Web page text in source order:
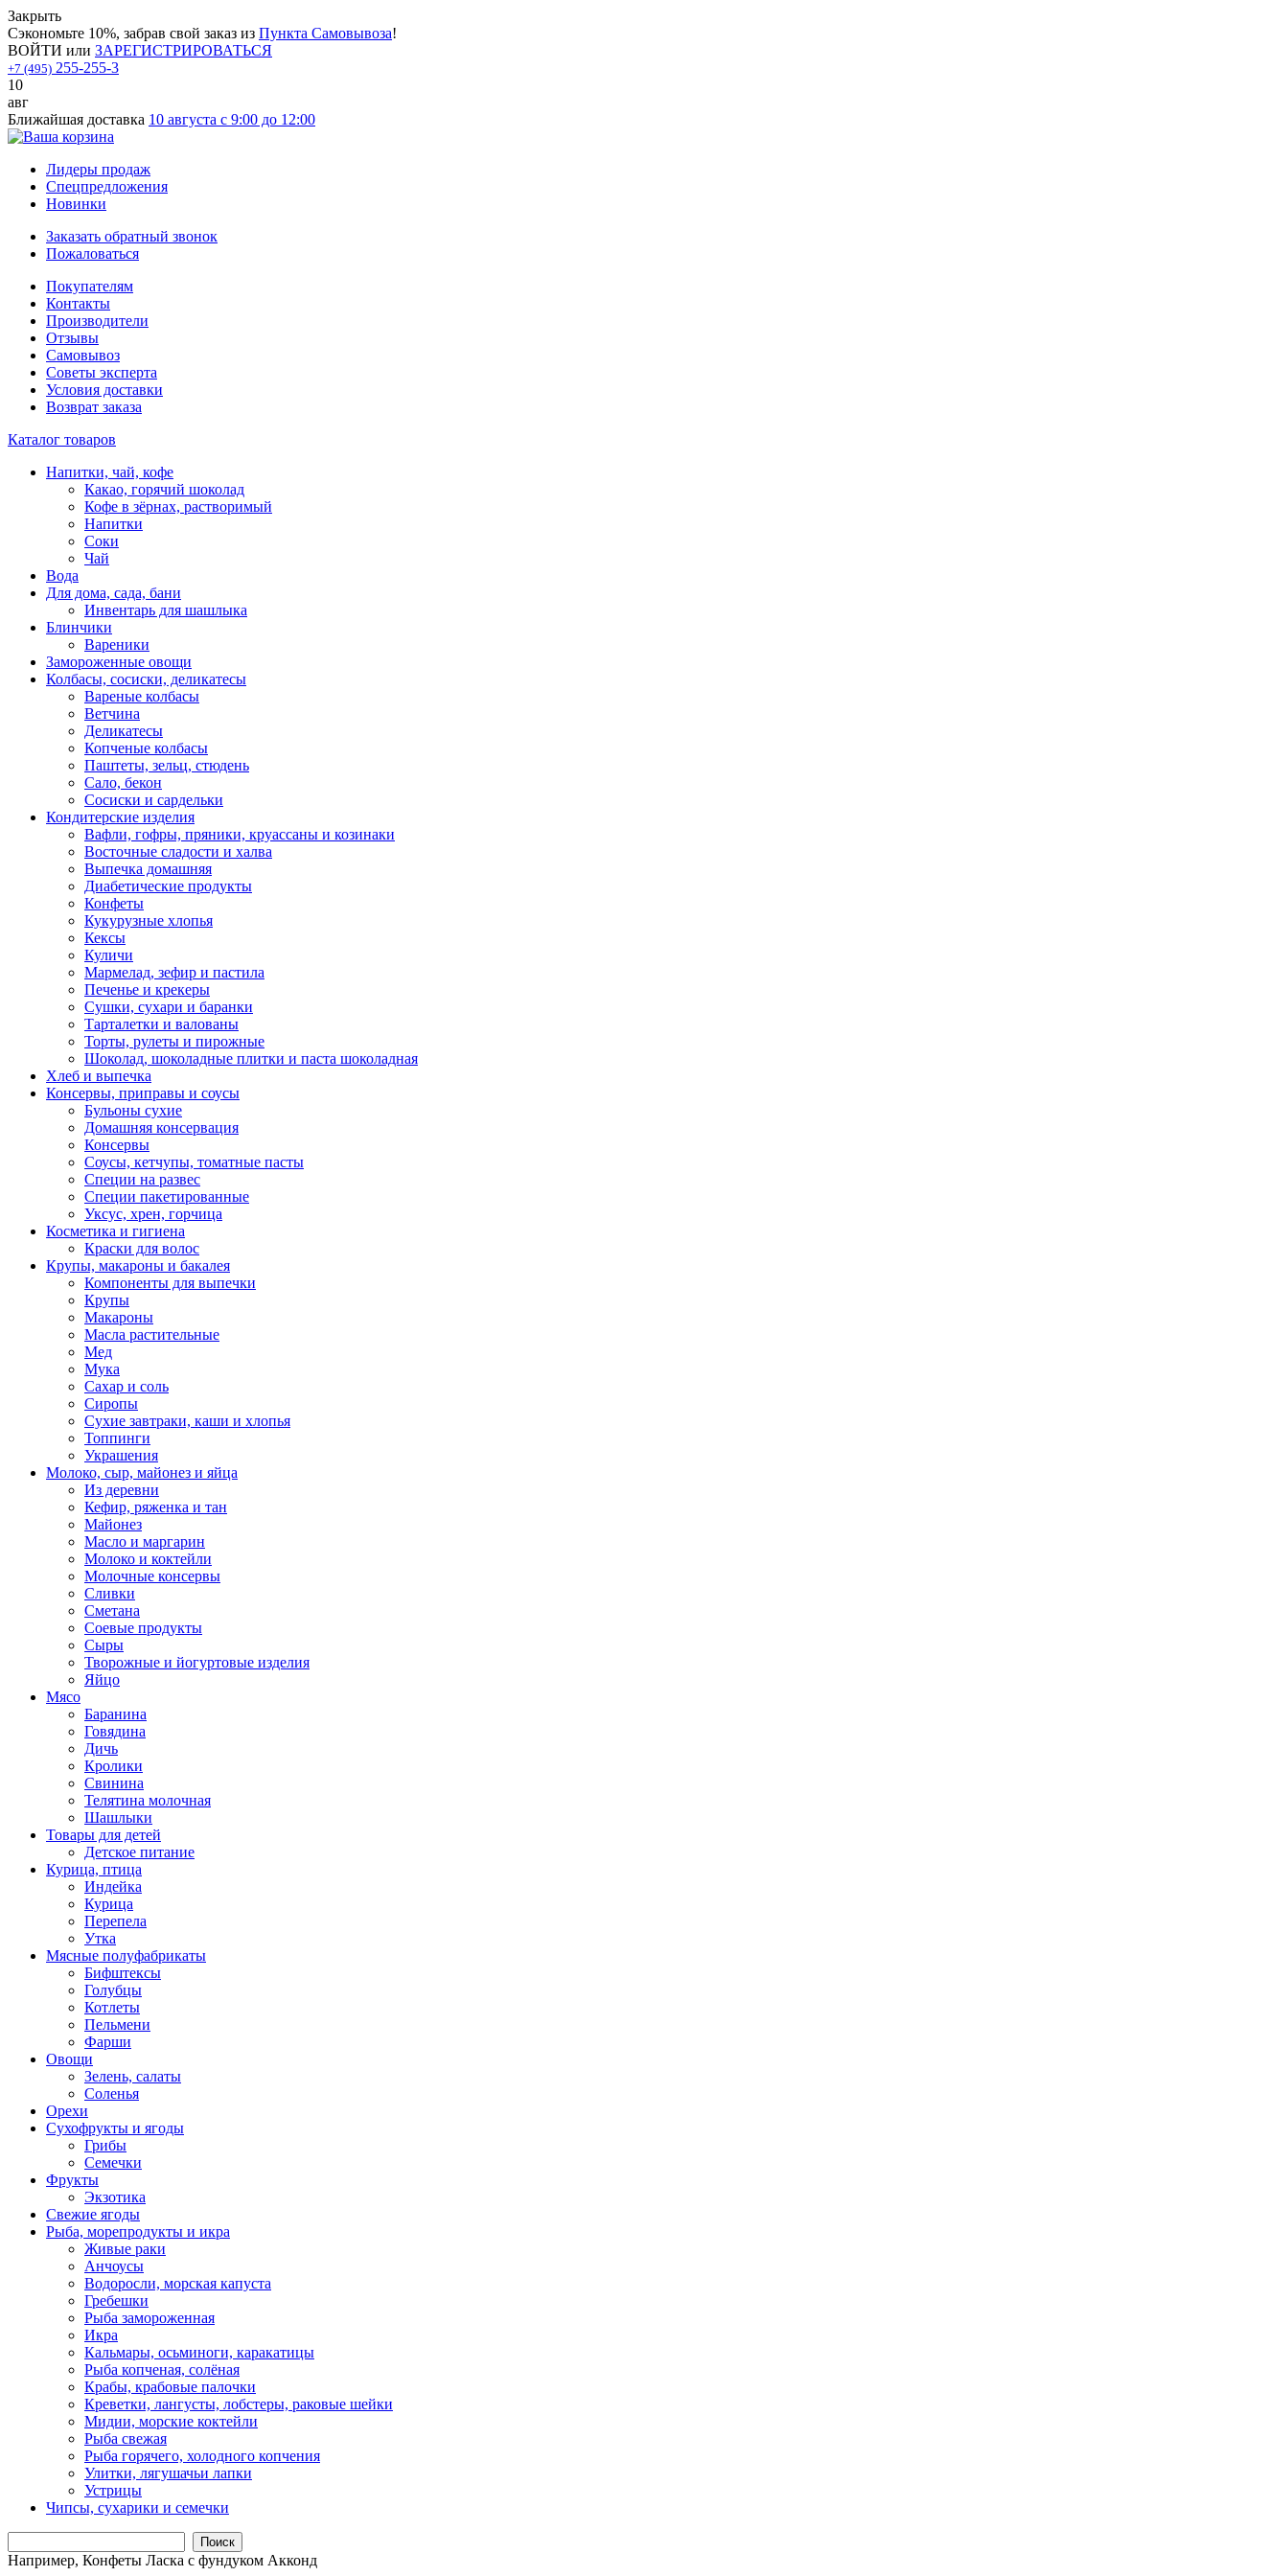
Закрыть
Сэкономьте 10%, забрав свой заказ из Пункта Самовывоза!
ВОЙТИ или ЗАРЕГИСТРИРОВАТЬСЯ
+7 (495) 255-255-3
10
авг
Ближайшая доставка 10 августа с 9:00 до 12:00
Лидеры продаж
Спецпредложения
Новинки
Заказать обратный звонок
Пожаловаться
Покупателям
Контакты
Производители
Отзывы
Самовывоз
Советы эксперта
Условия доставки
Возврат заказа
Каталог товаров
Напитки, чай, кофе
Какао, горячий шоколад
Кофе в зёрнах, растворимый
Напитки
Соки
Чай
Вода
Для дома, сада, бани
Инвентарь для шашлыка
Блинчики
Вареники
Замороженные овощи
Колбасы, сосиски, деликатесы
Вареные колбасы
Ветчина
Деликатесы
Копченые колбасы
Паштеты, зельц, стюдень
Сало, бекон
Сосиски и сардельки
Кондитерские изделия
Вафли, гофры, пряники, круассаны и козинаки
Восточные сладости и халва
Выпечка домашняя
Диабетические продукты
Конфеты
Кукурузные хлопья
Кексы
Куличи
Мармелад, зефир и пастила
Печенье и крекеры
Сушки, сухари и баранки
Тарталетки и валованы
Торты, рулеты и пирожные
Шоколад, шоколадные плитки и паста шоколадная
Хлеб и выпечка
Консервы, приправы и соусы
Бульоны сухие
Домашняя консервация
Консервы
Соусы, кетчупы, томатные пасты
Специи на развес
Специи пакетированные
Уксус, хрен, горчица
Косметика и гигиена
Краски для волос
Крупы, макароны и бакалея
Компоненты для выпечки
Крупы
Макароны
Масла растительные
Мед
Мука
Сахар и соль
Сиропы
Сухие завтраки, каши и хлопья
Топпинги
Украшения
Молоко, сыр, майонез и яйца
Из деревни
Кефир, ряженка и тан
Майонез
Масло и маргарин
Молоко и коктейли
Молочные консервы
Сливки
Сметана
Соевые продукты
Сыры
Творожные и йогуртовые изделия
Яйцо
Мясо
Баранина
Говядина
Дичь
Кролики
Свинина
Телятина молочная
Шашлыки
Товары для детей
Детское питание
Курица, птица
Индейка
Курица
Перепела
Утка
Мясные полуфабрикаты
Бифштексы
Голубцы
Котлеты
Пельмени
Фарши
Овощи
Зелень, салаты
Соленья
Орехи
Сухофрукты и ягоды
Грибы
Семечки
Фрукты
Экзотика
Свежие ягоды
Рыба, морепродукты и икра
Живые раки
Анчоусы
Водоросли, морская капуста
Гребешки
Рыба замороженная
Икра
Кальмары, осьминоги, каракатицы
Рыба копченая, солёная
Крабы, крабовые палочки
Креветки, лангусты, лобстеры, раковые шейки
Мидии, морские коктейли
Рыба свежая
Рыба горячего, холодного копчения
Улитки, лягушачьи лапки
Устрицы
Чипсы, сухарики и семечки
Поиск
Например, Конфеты Ласка с фундуком Акконд